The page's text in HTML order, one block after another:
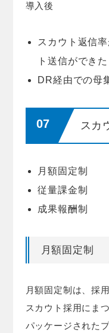
導入後
スカウト返信
ト送信ができた
DR経由での母
スカ
月額固定制
従量課金制
成果報酬制
月額固定制
月額固定制は、採
スカウト採用にま
パッケージされた